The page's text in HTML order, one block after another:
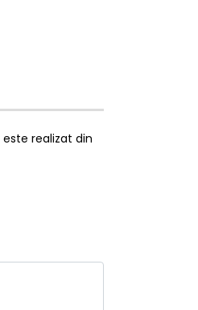
realizat din